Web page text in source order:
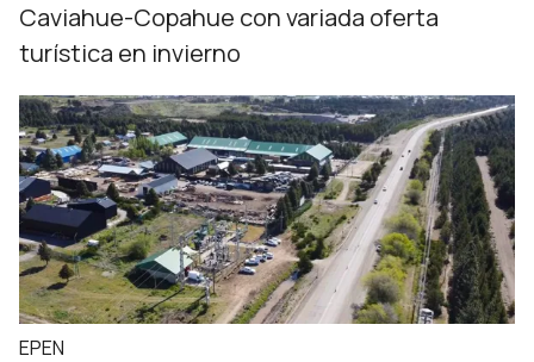
Caviahue-Copahue con variada oferta
turística en invierno
EPEN